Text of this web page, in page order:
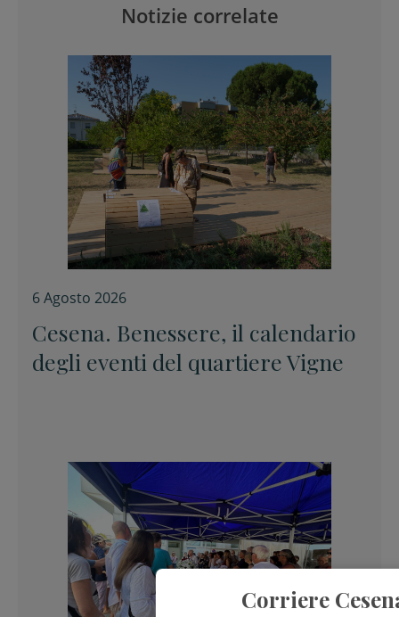
Notizie correlate
6 Agosto 2026
Cesena. Benessere, il calendario
degli eventi del quartiere Vigne
Corriere